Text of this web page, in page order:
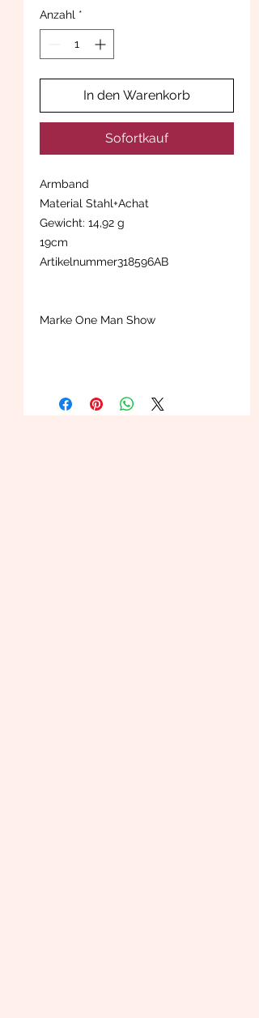
Anzahl *
In den Warenkorb
Sofortkauf
Armband
Material Stahl+Achat
Gewicht: 14,92 g
19cm
Artikelnummer318596AB
Marke One Man Show